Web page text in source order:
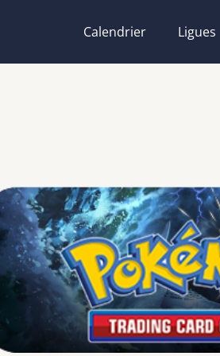
Calendrier Ligues